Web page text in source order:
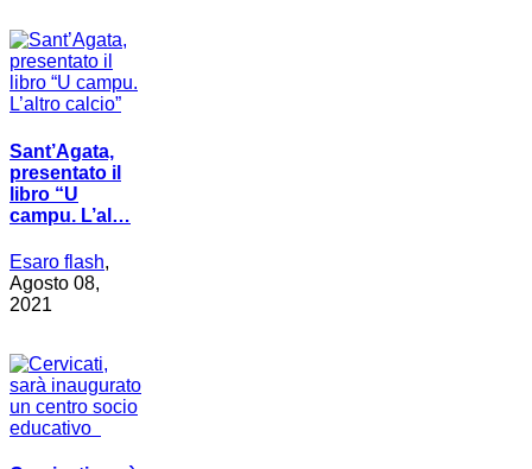
Sant’Agata,
presentato il
libro “U
campu. L’al…
Esaro flash,
Agosto 08,
2021